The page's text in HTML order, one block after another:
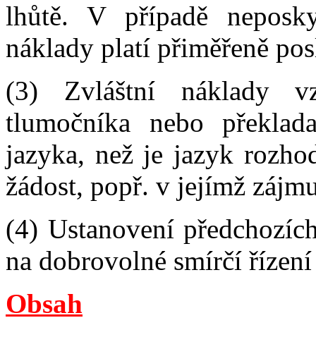
lhůtě. V případě
náklady platí přiměřeně
(3) Zvláštní náklady
tlumočníka nebo
jazyka, než je jazyk
žádost, popř. v jejímž
(4) Ustanovení
na dobrovolné smírčí
Obsah